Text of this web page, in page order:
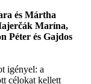
és Mártha
Marína,
Péter és Gajdos
igényel: a
célokat kellett